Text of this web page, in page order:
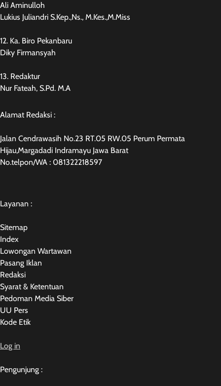
Ali Aminulloh
Lukius Juliandri S.Kep.,Ns., M.Kes.,M.Miss
12. Ka. Biro Pekanbaru
Diky Firmansyah
13. Redaktur
Nur Fateah, S.Pd. M.A
Alamat Redaksi :
Jalan Cendrawasih No.23 RT.05 RW.05 Perum Permata
Hijau,Margadadi Indramayu Jawa Barat
No.telpon/WA : 081322218597
Layanan :
Sitemap
Index
Lowongan Wartawan
Pasang Iklan
Redaksi
Syarat & Ketentuan
Pedoman Media Siber
UU Pers
Kode Etik
Log in
Pengunjung :